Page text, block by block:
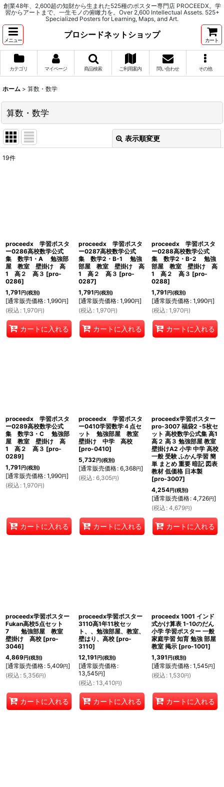
創業48年、2,600超の知財から生まれた525種のポスター専門店 PROCEEDX。学
習からアートまで、一生モノの俯瞰力を。Over 2,600 Intellectual Assets. 525+
Specialized Posters for Learning, Maps, and Art.
メニュー
プロシードネットショップ
カート
カテゴリ マイページ 商品検索 ご利用案内 問い合わせ その他
ホーム > 算数・数学
算数・数学
表示順変更
19件
proceedx 学習ポスタ
ー0286高校数学公式
集 数学1・A 勉強部
屋 教室 壁掛け 高
1 高２ 高３ [pro-
0286]
1,791円(税別)
[通常販売価格: 1,990円]
(税込 : 1,970円)
カートに入れる
proceedx 学習ポスタ
ー0287高校数学公式
集 数学2・B-1 勉強
部屋 教室 壁掛け 高
1 高２ 高３ [pro-
0287]
1,791円(税別)
[通常販売価格: 1,990円]
(税込 : 1,970円)
カートに入れる
proceedx 学習ポスタ
ー0288高校数学公式
集 数学2・B-2 勉強
部屋 教室 壁掛け 高
1 高２ 高３ [pro-
0288]
1,791円(税別)
[通常販売価格: 1,990円]
(税込 : 1,970円)
カートに入れる
proceedx 学習ポスタ
ー0289高校数学公式
集 数学3・C 勉強部
屋 教室 壁掛け 高
1 高２ 高３ [pro-
0289]
1,791円(税別)
[通常販売価格: 1,990円]
(税込 : 1,970円)
カートに入れる
proceedx 学習ポスタ
ー0410学習数学４点セ
ット 勉強部屋 教室
壁掛け 中学 高校
[pro-0410]
5,732円(税別)
[通常販売価格: 6,368円]
(税込 : 6,305円)
カートに入れる
proceedx学習ポスター
pro-3007 福袋2 -5枚セ
ット 高校数学公式集 高1
高２ 高３ 勉強部屋 教室
壁掛けA2 小学 中学 高校
一般 受験 ふかん学習 簡
単 まとめ 重要 暗記 図表
教材 低価格 日本製
[pro-3007]
4,254円(税別)
[通常販売価格: 4,726円]
(税込 : 4,679円)
カートに入れる
proceedx学習ポスター
Fukan高校5点セット
7 勉強部屋 教室
壁掛け 高校 [pro-
3046]
4,869円(税別)
[通常販売価格: 5,409円]
(税込 : 5,356円)
カートに入れる
proceedx学習ポスター
3110高1年11枚セッ
ト、、勉強部屋、教室、
壁はり、高校 [pro-
3110]
12,191円(税別)
[通常販売価格:
13,545円]
(税込 : 13,410円)
カートに入れる
proceedx 1001 インド
式かけ算表 1-10のだん
小学 学習ポスター 一般
家庭学習 知育 勉強 部屋
教室 掲示 [pro-1001]
1,391円(税別)
[通常販売価格: 1,545円]
(税込 : 1,530円)
カートに入れる